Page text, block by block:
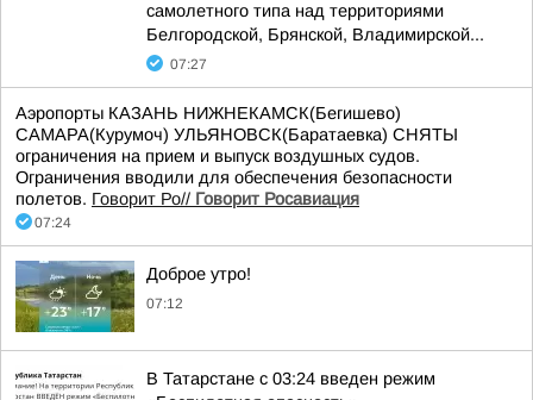
самолетного типа над территориями
Белгородской, Брянской, Владимирской...
07:27
Аэропорты КАЗАНЬ НИЖНЕКАМСК(Бегишево)
САМАРА(Курумоч) УЛЬЯНОВСК(Баратаевка) СНЯТЫ
ограничения на прием и выпуск воздушных судов.
Ограничения вводили для обеспечения безопасности
полетов. Говорит Ро// Говорит Росавиация
07:24
Доброе утро!
07:12
В Татарстане с 03:24 введен режим